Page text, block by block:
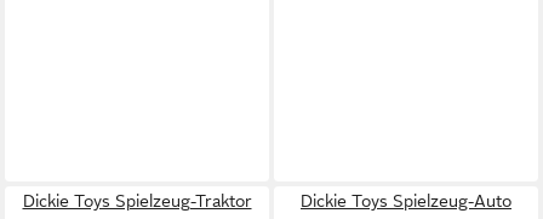
Dickie Toys Spielzeug-Traktor
Dickie Toys Spielzeug-Auto